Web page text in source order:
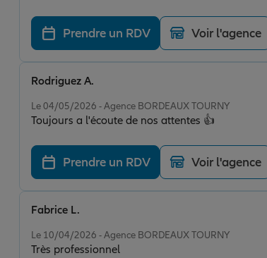
Prendre un RDV Voir l'agence
Le 04/05/2026 - Agence BORDEAUX TOURNY
Toujours a l'écoute de nos attentes 👍
Rodriguez A.
Prendre un RDV Voir l'agence
Le 10/04/2026 - Agence BORDEAUX TOURNY
Très professionnel
Fabrice L.